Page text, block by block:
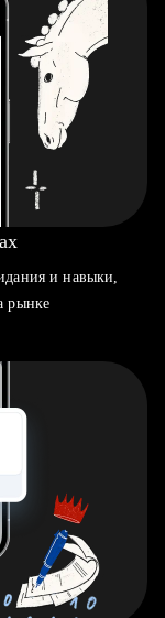
и навыки,
рынке